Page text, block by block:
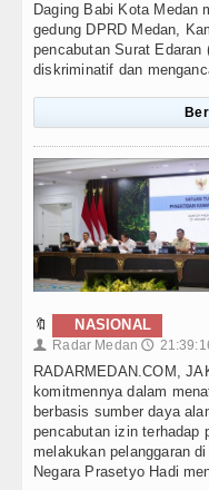
Daging Babi Kota Medan
gedung DPRD Medan,
pencabutan Surat
diskriminatif dan
🔖 NASIONAL
👤 Radar Medan 🕔
RADARMEDAN.COM,
komitmennya dalam
berbasis sumber daya
pencabutan izin terhadap
melakukan pelanggaran
Negara Prasetyo Hadi